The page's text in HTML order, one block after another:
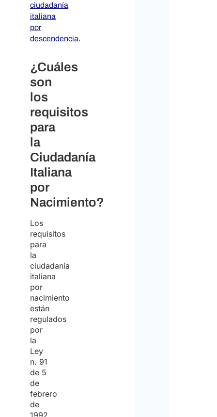
ciudadanía
italiana
por
descendencia.
¿Cuáles
son
los
requisitos
para
la
Ciudadanía
Italiana
por
Nacimiento?
Los
requisitos
para
la
ciudadanía
italiana
por
nacimiento
están
regulados
por
la
Ley
n. 91
de 5
de
febrero
de